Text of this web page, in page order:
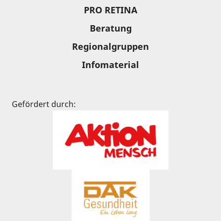
PRO RETINA
Beratung
Regionalgruppen
Infomaterial
Gefördert durch: